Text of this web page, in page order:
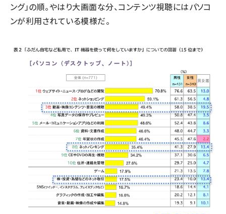
ング」の順。やはり大画面な分、コンテンツ視聴にはパソコ
ンが利用されている模様だ。